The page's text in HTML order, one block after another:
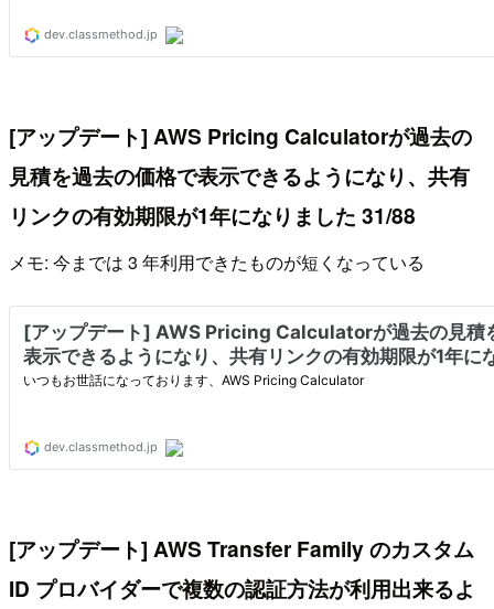
[アップデート] AWS Pricing Calculatorが過去の
見積を過去の価格で表示できるようになり、共有
リンクの有効期限が1年になりました 31/88
メモ: 今までは 3 年利用できたものが短くなっている
[アップデート] AWS Transfer Family のカスタム
ID プロバイダーで複数の認証方法が利用出来るよ